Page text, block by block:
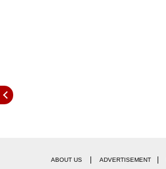
ABOUT US ADVERTISEMENT